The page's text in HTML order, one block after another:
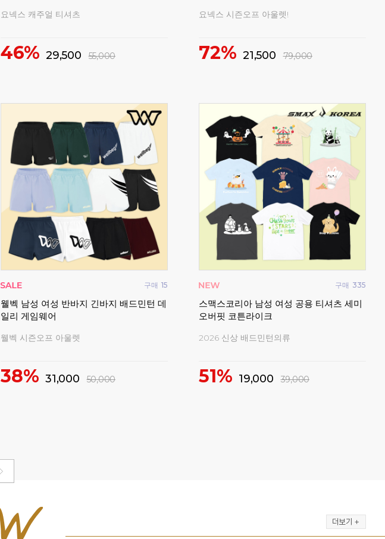
요넥스 캐주얼 티셔츠
46% 29,500 55,000
요넥스 시즌오프 아울렛!
72% 21,500 79,000
구매 15
웰벡 남성 여성 반바지 긴바지 배드민턴 데
일리 게임웨어
웰벡 시즌오프 아울렛
38% 31,000 50,000
구매 335
스맥스코리아 남성 여성 공용 티셔츠 세미
오버핏 코튼라이크
2026 신상 배드민턴의류
51% 19,000 39,000